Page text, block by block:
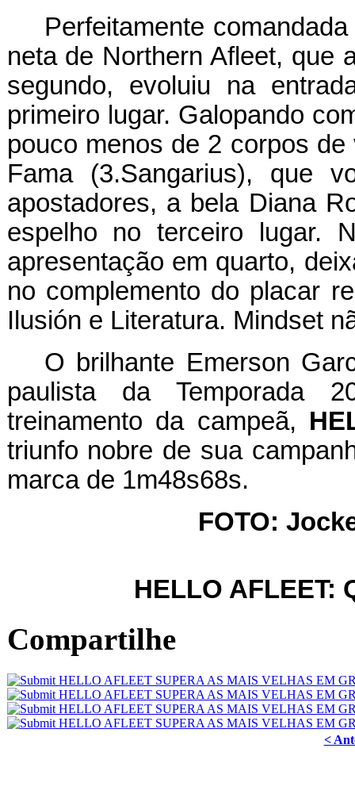
Perfeitamente
neta de Northern Afleet, que
segundo, evoluiu na
primeiro lugar. Galopando
pouco menos de 2 corpos
Fama (3.Sangarius), que
apostadores, a bela Diana
espelho no terceiro lugar.
apresentação em quarto,
no complemento do placar
Ilusión e Literatura. Mindset
O brilhante Emerson
paulista da Temporada
treinamento da campeã,
triunfo nobre de sua
marca de 1m48s68s.
FOTO:
HELLO AFLEET:
Compartilhe
<